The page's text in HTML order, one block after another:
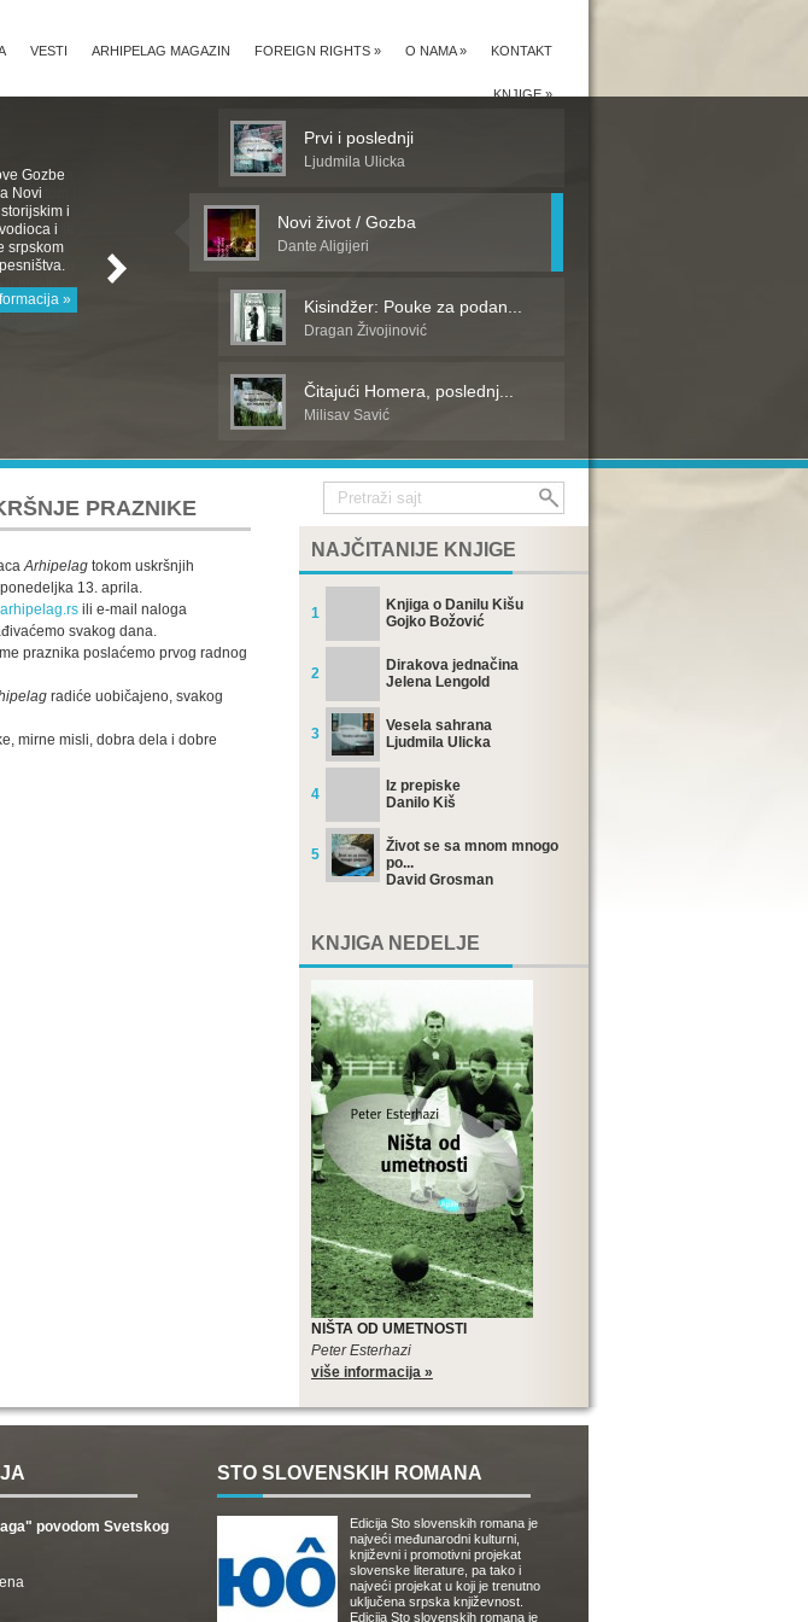
KONTAKT
O NAMA»
FOREIGN RIGHTS »
ARHIPELAG MAGAZIN
VESTI
KNJIGE»
Gozbe
Novi
i
i
srpskom
»
Prvi i poslednji
Ljudmila Ulicka
Novi život / Gozba
Dante Aligijeri
Kisindžer: Pouke za podan...
Dragan Živojinović
Čitajući Homera, poslednj...
Milisav Savić
PRAZNIKE
Arhipelag tokom uskršnjih
13. aprila.
ili e-mail naloga
svakog dana.
praznika poslaćemo prvog radnog
radiće uobičajeno, svakog
mirne misli, dobra dela i dobre
NAJČITANIJE KNJIGE
1
Knjiga o Danilu Kišu
Gojko Božović
2
Dirakova jednačina
Jelena Lengold
3
Vesela sahrana
Ljudmila Ulicka
4
Iz prepiske
Danilo Kiš
5
Život se sa mnom mnogo
po...
David Grosman
KNJIGA NEDELJE
NIŠTA OD UMETNOSTI
Peter Esterhazi
više informacija »
povodom Svetskog
STO SLOVENSKIH ROMANA
Edicija Sto slovenskih romana je
najveći međunarodni kulturni,
književni i promotivni projekat
slovenske literature, pa tako i
najveći projekat u koji je trenutno
uključena srpska književnost.
Edicija Sto slovenskih romana je